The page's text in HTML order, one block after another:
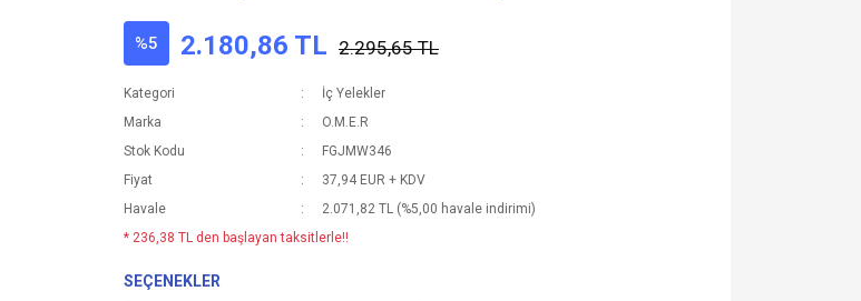
%5 2.180,86 TL 2.295,65 TL
Kategori
İç Yelekler
Marka
O.M.E.R
Stok Kodu
FGJMW346
Fiyat
37,94 EUR + KDV
Havale
2.071,82 TL (%5,00 havale indirimi)
* 236,38 TL den başlayan taksitlerle!!
SEÇENEKLER